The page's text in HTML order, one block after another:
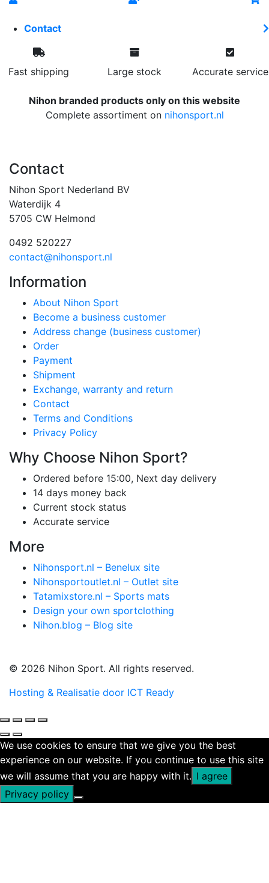
Contact
Fast shipping Large stock Accurate service
Nihon branded products only on this website
Complete assortiment on nihonsport.nl
Contact
Nihon Sport Nederland BV
Waterdijk 4
5705 CW Helmond
0492 520227
contact@nihonsport.nl
Information
About Nihon Sport
Become a business customer
Address change (business customer)
Order
Payment
Shipment
Exchange, warranty and return
Contact
Terms and Conditions
Privacy Policy
Why Choose Nihon Sport?
Ordered before 15:00, Next day delivery
14 days money back
Current stock status
Accurate service
More
Nihonsport.nl – Benelux site
Nihonsportoutlet.nl – Outlet site
Tatamixstore.nl – Sports mats
Design your own sportclothing
Nihon.blog – Blog site
© 2026 Nihon Sport. All rights reserved.
Hosting & Realisatie door ICT Ready
We use cookies to ensure that we give you the best
experience on our website. If you continue to use this site
we will assume that you are happy with it. I agree
Privacy policy